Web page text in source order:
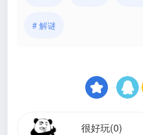
# 解谜
很好玩(0)